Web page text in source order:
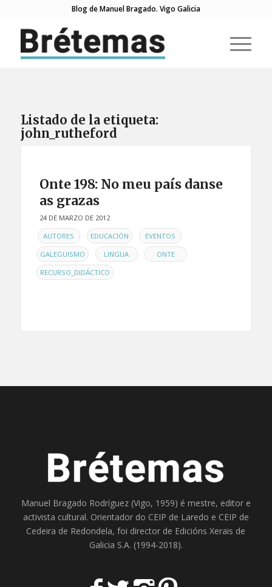
Blog de Manuel Bragado. Vigo Galicia
Listado de la etiqueta:
john_rutheford
Onte 198: No meu país danse
as grazas
24 DE MARZO DE 2012
EN AUTORES , EDUCACIÓN , EVENTOS ,
GALEGUISMO , LINGUA , ONTE ,
RECURSO_DIDÁCTICO
Manuel Bragado Rodríguez (Vigo, 1959) é mestre, editor e
activista cultural. Orientador do CEIP de Laredo e CEIP de
Cedeira de Redondela, foi director de Edicións Xerais de
Galicia S.A. (1994-2018).